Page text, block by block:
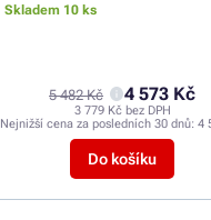
Skladem 10 ks
5 482 Kč 4 573 Kč
3 779 Kč bez DPH
Nejnižší cena za posledních 30 dnů: 4
Do košíku